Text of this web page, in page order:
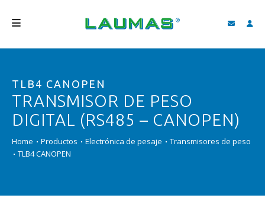
PRODUCTOS
SERVICIOS
VIDEO
TLB4 CANOPEN
TRANSMISOR DE PESO
DIGITAL (RS485 – CANOPEN)
Home Productos Electrónica de pesaje
Transmisores de peso
TLB4 CANOPEN